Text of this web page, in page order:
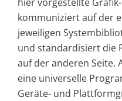
kommuniziert auf der
jeweiligen
und standardisiert die
auf der anderen Seite.
eine universelle
Geräte- und